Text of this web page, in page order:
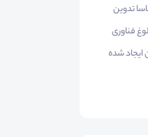
است. این مدل ابتدا در دهه 1980 میلادی در ناسا تدوین
فناوری
ایجاد شده